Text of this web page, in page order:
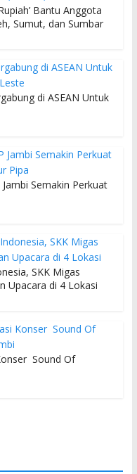
Bantu Anggota
Sumut, dan Sumbar
di ASEAN Untuk
Semakin Perkuat
SKK Migas
Upacara di 4 Lokasi
Sound Of